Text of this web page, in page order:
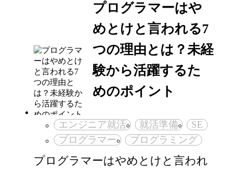
プログラマーはや
めとけと言われる7
つの理由とは？未経
験から活躍するた
めのポイント
エンジニア就活 就活準備
SE
プログラマー
プログラミング
プログラマーはやめとけと言われ